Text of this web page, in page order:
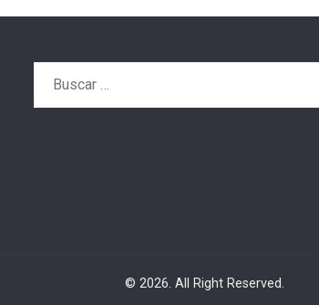
© 2026. All Right Reserved.